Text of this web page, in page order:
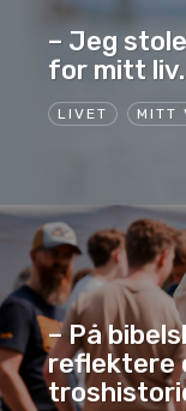
LIVET MITT
– Jeg
for mitt liv.
– På
reflektere